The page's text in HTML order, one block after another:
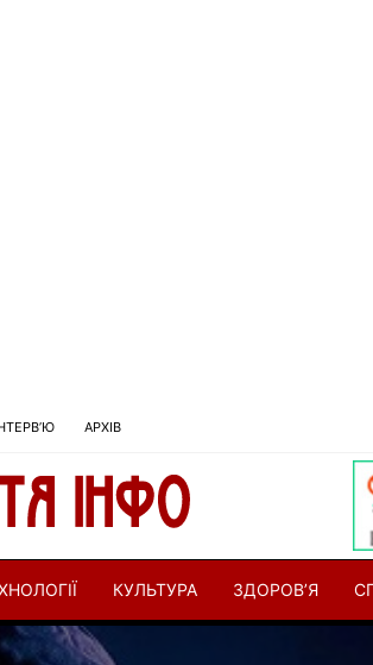
АРХІВ
КУЛЬТУРА ЗДОРОВ’Я